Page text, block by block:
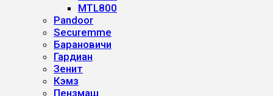
MTL800
Pandoor
Securemme
Барановичи
Гардиан
Зенит
Кэмз
Пензмаш